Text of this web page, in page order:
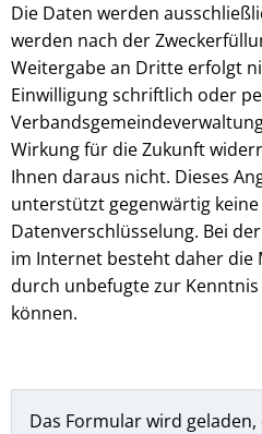
Die Daten werden
werden nach der
Weitergabe an Dritte erfolgt
Einwilligung schriftlich oder
Wirkung für die Zukunft
Ihnen daraus nicht. Dieses
unterstützt gegenwärtig keine
Datenverschlüsselung. Bei
im Internet besteht daher die
durch unbefugte zur
können.
Das Formular wird